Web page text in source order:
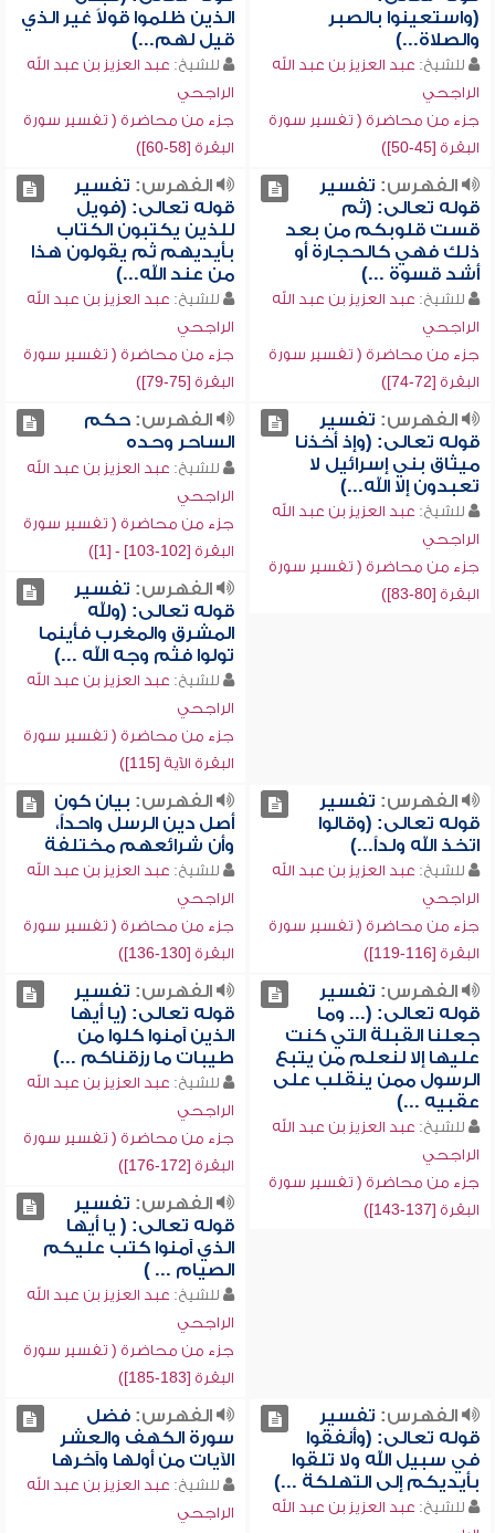
(واستعينوا بالصبر
والصلاة...)
للشيخ: عبد العزيز بن عبد الله
الراجحي
جزء من محاضرة ( تفسير سورة
البقرة [45-50])
الذين ظلموا قولاً غير الذي
قيل لهم...)
للشيخ: عبد العزيز بن عبد الله
الراجحي
جزء من محاضرة ( تفسير سورة
البقرة [58-60])
الفهرس: تفسير
قوله تعالى: (ثم
قست قلوبكم من بعد
ذلك فهي كالحجارة أو
أشد قسوة ...)
للشيخ: عبد العزيز بن عبد الله
الراجحي
جزء من محاضرة ( تفسير سورة
البقرة [72-74])
الفهرس: تفسير
قوله تعالى: (فويل
للذين يكتبون الكتاب
بأيديهم ثم يقولون هذا
من عند الله...)
للشيخ: عبد العزيز بن عبد الله
الراجحي
جزء من محاضرة ( تفسير سورة
البقرة [75-79])
الفهرس: تفسير
قوله تعالى: (وإذ أخذنا
ميثاق بني إسرائيل لا
تعبدون إلا الله...)
للشيخ: عبد العزيز بن عبد الله
الراجحي
جزء من محاضرة ( تفسير سورة
البقرة [80-83])
الفهرس:حكم
الساحر وحده
للشيخ: عبد العزيز بن عبد الله
الراجحي
جزء من محاضرة ( تفسير سورة
البقرة [102-103] - [1])
الفهرس: تفسير
قوله تعالى: (ولله
المشرق والمغرب فأينما
تولوا فثم وجه الله ...)
للشيخ: عبد العزيز بن عبد الله
الراجحي
جزء من محاضرة ( تفسير سورة
البقرة الآية [115])
الفهرس: تفسير
قوله تعالى: (وقالوا
اتخذ الله ولداً...)
للشيخ: عبد العزيز بن عبد الله
الراجحي
جزء من محاضرة ( تفسير سورة
البقرة [116-119])
الفهرس: بيان كون
أصل دين الرسل واحداً،
وأن شرائعهم مختلفة
للشيخ: عبد العزيز بن عبد الله
الراجحي
جزء من محاضرة ( تفسير سورة
البقرة [130-136])
الفهرس: تفسير
قوله تعالى: (... وما
جعلنا القبلة التي كنت
عليها إلا لنعلم من يتبع
الرسول ممن ينقلب على
عقبيه ...)
للشيخ: عبد العزيز بن عبد الله
الراجحي
جزء من محاضرة ( تفسير سورة
البقرة [137-143])
الفهرس: تفسير
قوله تعالى: (يا أيها
الذين آمنوا كلوا من
طيبات ما رزقناكم ...)
للشيخ: عبد العزيز بن عبد الله
الراجحي
جزء من محاضرة ( تفسير سورة
البقرة [172-176])
الفهرس: تفسير
قوله تعالى: ( يا أيها
الذي آمنوا كتب عليكم
الصيام ... )
للشيخ: عبد العزيز بن عبد الله
الراجحي
جزء من محاضرة ( تفسير سورة
البقرة [183-185])
الفهرس: تفسير
قوله تعالى: (وأنفقوا
في سبيل الله ولا تلقوا
بأيديكم إلى التهلكة ...)
للشيخ: عبد العزيز بن عبد الله
الفهرس:فضل
سورة الكهف والعشر
الآيات من أولها وآخرها
للشيخ: عبد العزيز بن عبد الله
الراجحي